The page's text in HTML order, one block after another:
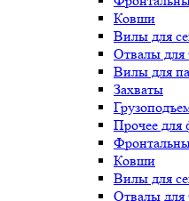
Ковши
Вилы для
Отвалы для
Вилы для
Захваты
Прочее для
Ковши
Вилы для
Отвалы для